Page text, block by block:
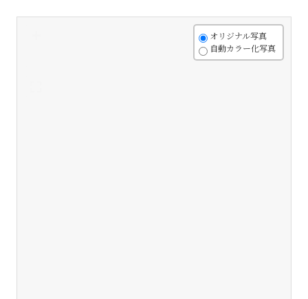
オリジナル写真
自動カラー化写真